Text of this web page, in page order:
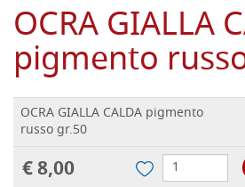
OCRA GIALLA
pigmento
OCRA GIALLA CALDA pigmento
russo gr.50
€ 8,00